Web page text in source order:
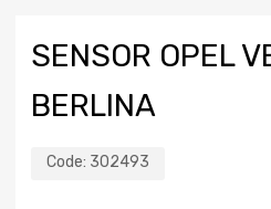
SENSOR OPEL
BERLINA
Code: 302493